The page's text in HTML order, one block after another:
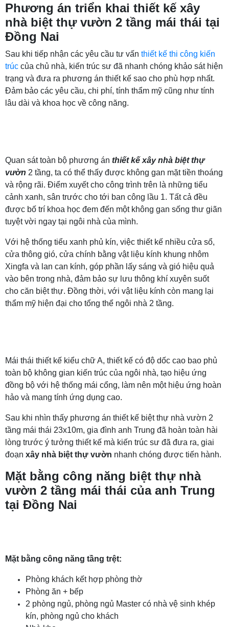
Phương án triển khai thiết kế xây
nhà biệt thự vườn 2 tầng mái thái tại
Đồng Nai
Sau khi tiếp nhận các yêu cầu tư vấn thiết kế thi công kiến
trúc của chủ nhà, kiến trúc sư đã nhanh chóng khảo sát hiện
trạng và đưa ra phương án thiết kế sao cho phù hợp nhất.
Đảm bảo các yêu cầu, chi phí, tính thẩm mỹ cũng như tính
lâu dài và khoa học về công năng.
Quan sát toàn bộ phương án thiết kế xây nhà biệt thự
vườn 2 tầng, ta có thể thấy được không gan mặt tiền thoáng
và rộng rãi. Điểm xuyết cho công trình trên là những tiểu
cảnh xanh, sân trước cho tới ban công lầu 1. Tất cả đều
được bố trí khoa học đem đến một không gan sống thư giãn
tuyệt vời ngay tại ngôi nhà của mình.
Với hệ thống tiểu xanh phủ kín, việc thiết kế nhiều cửa sổ,
cửa thông gió, cửa chính bằng vật liệu kính khung nhôm
Xingfa và lan can kính, góp phần lấy sáng và gió hiệu quả
vào bên trong nhà, đảm bảo sự lưu thông khí xuyên suốt
cho căn biệt thự. Đồng thời, với vật liệu kính còn mang lại
thẩm mỹ hiện đại cho tổng thể ngôi nhà 2 tầng.
Mái thái thiết kế kiểu chữ A, thiết kế có độ dốc cao bao phủ
toàn bộ không gian kiến trúc của ngôi nhà, tạo hiệu ứng
đồng bộ với hệ thống mái cổng, làm nên một hiệu ứng hoàn
hảo và mang tính ứng dụng cao.
Sau khi nhìn thấy phương án thiết kế biệt thự nhà vườn 2
tầng mái thái 23x10m, gia đình anh Trung đã hoàn toàn hài
lòng trước ý tưởng thiết kế mà kiến trúc sư đã đưa ra, giai
đoạn xây nhà biệt thự vườn nhanh chóng được tiến hành.
Mặt bằng công năng biệt thự nhà
vườn 2 tầng mái thái của anh Trung
tại Đồng Nai
Mặt bằng công năng tầng trệt:
Phòng khách kết hợp phòng thờ
Phòng ăn + bếp
2 phòng ngủ, phòng ngủ Master có nhà vệ sinh khép
kín, phòng ngủ cho khách